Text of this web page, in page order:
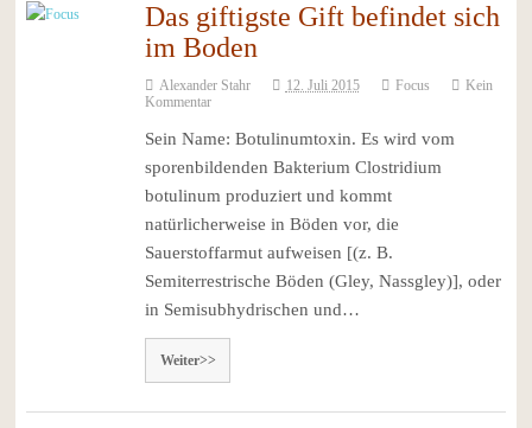
Das giftigste Gift befindet sich
im Boden
Alexander Stahr 12. Juli 2015 Focus
Kein
Kommentar
Sein Name: Botulinumtoxin. Es wird vom
sporenbildenden Bakterium Clostridium
botulinum produziert und kommt
natürlicherweise in Böden vor, die
Sauerstoffarmut aufweisen [(z. B.
Semiterrestrische Böden (Gley, Nassgley)], oder
in Semisubhydrischen und…
Weiter>>